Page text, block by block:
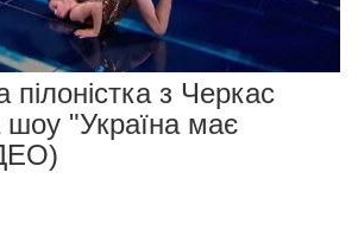
пілоністка з Черкас
шоу "Україна має